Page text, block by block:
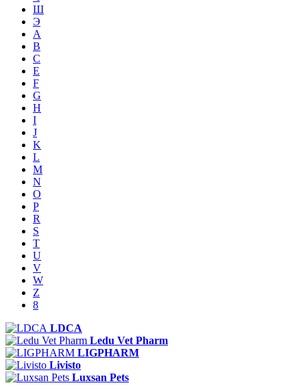
Ш
Э
A
B
C
E
F
G
H
I
J
K
L
M
N
O
P
R
S
T
U
V
W
Z
8
LDCA
Ledu Vet Pharm
LIGPHARM
Livisto
Luxsan Pets